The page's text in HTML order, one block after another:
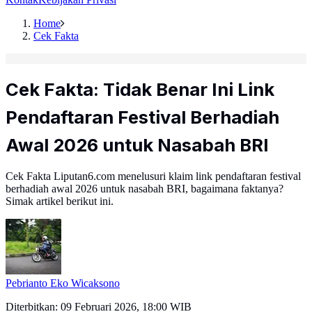
Home
Cek Fakta
Cek Fakta: Tidak Benar Ini Link
Pendaftaran Festival Berhadiah
Awal 2026 untuk Nasabah BRI
Cek Fakta Liputan6.com menelusuri klaim link pendaftaran festival
berhadiah awal 2026 untuk nasabah BRI, bagaimana faktanya?
Simak artikel berikut ini.
Pebrianto Eko Wicaksono
Diterbitkan: 09 Februari 2026, 18:00 WIB